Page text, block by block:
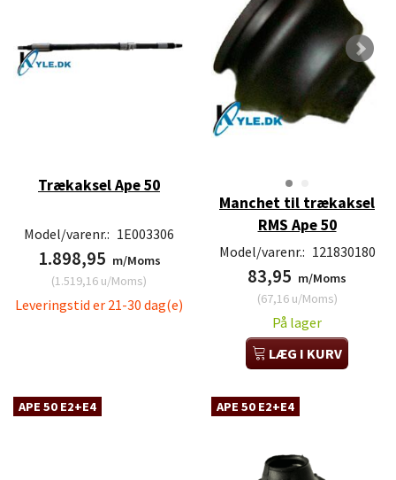
Trækaksel Ape 50
Model/varenr.: 1E003306
1.898,95 m/Moms
(1.519,16 u/Moms)
Leveringstid er 21-30 dag(e)
Manchet til trækaksel
RMS Ape 50
Model/varenr.: 121830180
83,95 m/Moms
(67,16u/Moms)
På lager
LÆG I KURV
APE 50 E2+E4 APE 50 E2+E4